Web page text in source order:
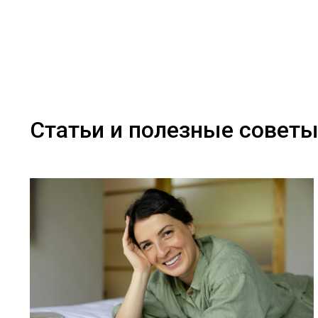
Статьи и полезные советы